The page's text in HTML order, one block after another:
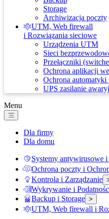
Storage
Archiwizacja poczty
UTM, Web firewall
i Rozwiązania sieciowe
Urządzenia UTM
Sieci
Przełączniki
Ochrona aplikacji
Ochrona automatyki
UPS zasilanie
Menu
Dla firmy
Dla domu
Systemy antywirusowe
Ochrona poczty i
Kontrola i Zarządzanie
Wykrywanie i
Backup i Storage >
UTM, Web firewall i